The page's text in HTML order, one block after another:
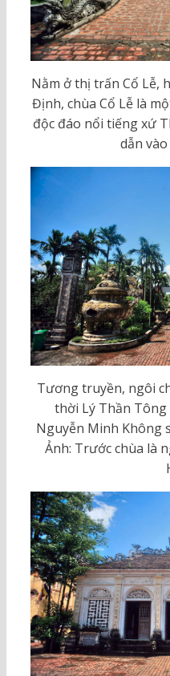
Nằm ở thị trấn Cổ Lễ,
Định, chùa Cổ Lễ là
độc đáo nổi tiếng xứ
dẫn vào
Tương truyền, ngôi
thời Lý Thần Tông
Nguyễn Minh Không
Ảnh: Trước chùa là